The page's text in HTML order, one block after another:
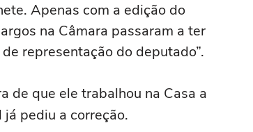
Apenas com a edição do
na Câmara passaram a ter
representação do deputado”.
de que ele trabalhou na Casa a
pediu a correção.